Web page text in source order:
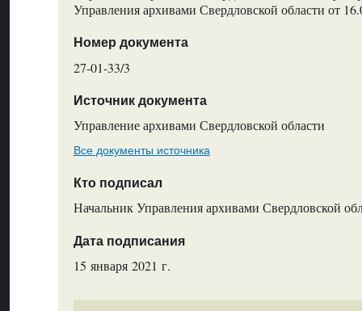
Управления архивами Свердловской области от
Номер документа
27-01-33/3
Источник документа
Управление архивами Свердловской области
Все документы источника
Кто подписал
Начальник Управления архивами Свердловской
Дата подписания
15 января 2021 г.